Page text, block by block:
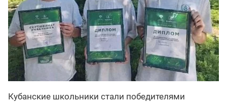
Кубанские школьники стали победителями